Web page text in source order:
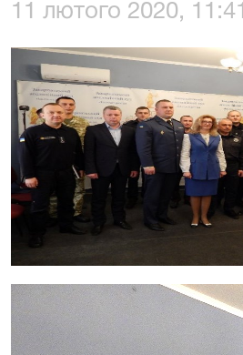
11 лютого 2020, 11:41